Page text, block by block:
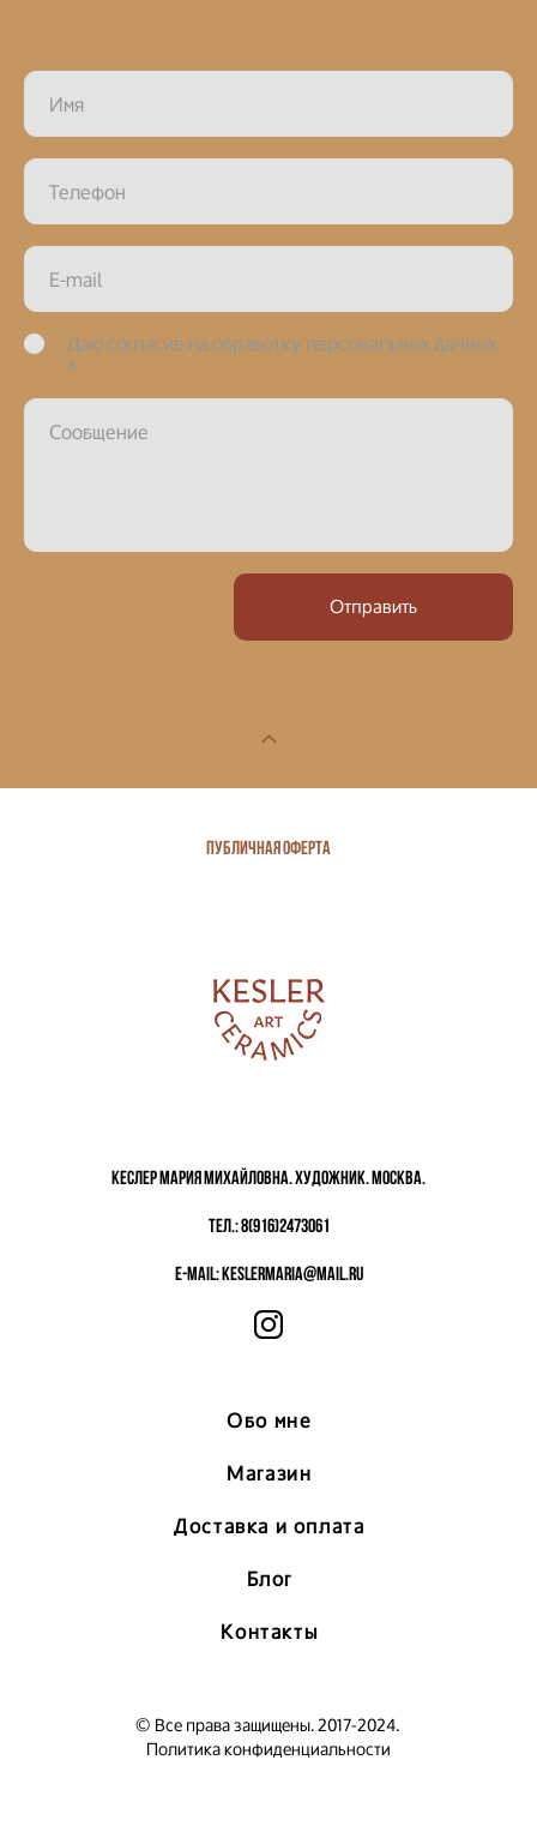
Имя
Телефон
E-mail
Даю согласие на обработку персональных данных
*
Сообщение
Отправить
Публичная оферта
Кеслер Мария Михайловна. Художник. Москва.
тел.:8(916)2473061
e-mail:keslermaria@mail.ru
Обо мне
Магазин
Доставка и оплата
Блог
Контакты
© Все права защищены. 2017-2024.
Политика конфиденциальности